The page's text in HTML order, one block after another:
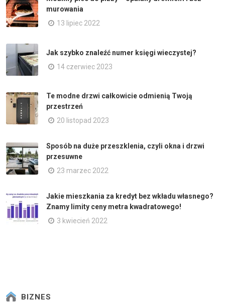
murowania
13 lipiec 2022
Jak szybko znaleźć numer księgi wieczystej?
14 czerwiec 2023
Te modne drzwi całkowicie odmienią Twoją
przestrzeń
20 listopad 2023
Sposób na duże przeszklenia, czyli okna i drzwi
przesuwne
23 marzec 2022
Jakie mieszkania za kredyt bez wkładu własnego?
Znamy limity ceny metra kwadratowego!
3 kwiecień 2022
BIZNES